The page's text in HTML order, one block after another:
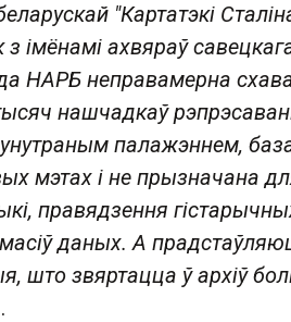
"Картатэкі
імёнамі ахвяраў
НАРБ неправамерна
нашчадкаў
палажэннем,
мэтах і не прызначана
правядзення
даных. А
што звяртацца ў архіў